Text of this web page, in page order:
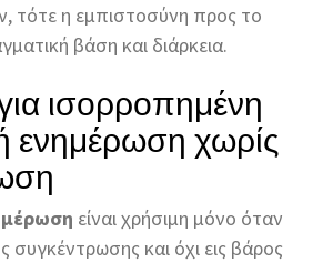
τότε η εμπιστοσύνη προς το
βάση και διάρκεια.
ισορροπημένη
ενημέρωση χωρίς
είναι χρήσιμη μόνο όταν
συγκέντρωσης και όχι εις βάρος